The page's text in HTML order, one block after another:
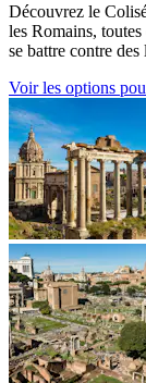
Découvrez le
les Romains,
se battre contre
Voir les options